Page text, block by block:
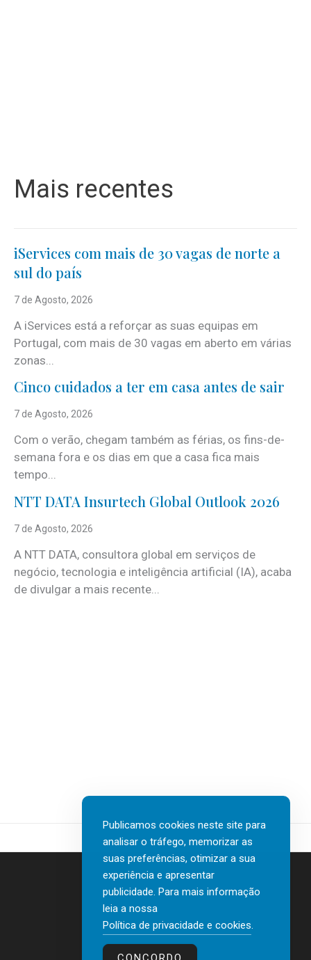
Mais recentes
iServices com mais de 30 vagas de norte a
sul do país
7 de Agosto, 2026
A iServices está a reforçar as suas equipas em
Portugal, com mais de 30 vagas em aberto em várias
zonas...
Cinco cuidados a ter em casa antes de sair
7 de Agosto, 2026
Com o verão, chegam também as férias, os fins-de-
semana fora e os dias em que a casa fica mais
tempo...
NTT DATA Insurtech Global Outlook 2026
7 de Agosto, 2026
A NTT DATA, consultora global em serviços de
negócio, tecnologia e inteligência artificial (IA), acaba
de divulgar a mais recente...
Contactos
Política de privacidade e cookies
Publicamos cookies neste site para
analisar o tráfego, memorizar as
suas preferências, otimizar a sua
experiência e apresentar
publicidade. Para mais informação
leia a nossa
Política de privacidade e cookies.